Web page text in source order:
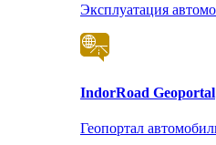
Эксплуатация
IndorRoad Geoportal
Геопортал